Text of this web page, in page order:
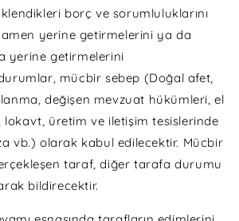
borç ve sorumluluklarını
yerine getirmelerini ya da
yerine getirmelerini
mücbir sebep (Doğal afet,
değişen mevzuat hükümleri, el
üretim ve iletişim tesislerinde
vb.) olarak kabul edilecektir. Mücbir
taraf, diğer tarafa durumu
bildirecektir.